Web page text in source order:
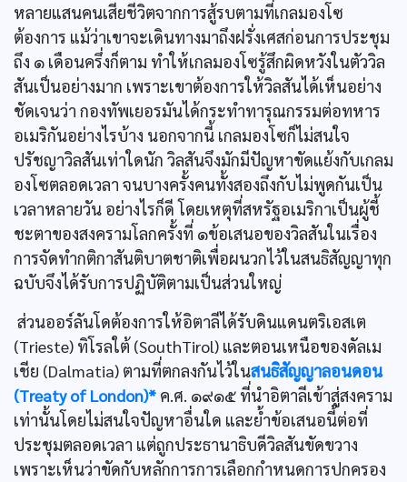
หลายแสนคนเสียชีวิตจากการสู้รบตามที่เกลมองโซ
ต้องการ แม้ว่าเขาจะเดินทางมาถึงฝรั่งเศสก่อนการประชุม
ถึง ๑ เดือนครึ่งก็ตาม ทำให้เกลมองโซรู้สึกผิดหวังในตัววิล
สันเป็นอย่างมาก เพราะเขาต้องการให้วิลสันได้เห็นอย่าง
ชัดเจนว่า กองทัพเยอรมันได้กระทำทารุณกรรมต่อทหาร
อเมริกันอย่างไรบ้าง นอกจากนี้ เกลมองโซก็ไม่สนใจ
ปรัชญาวิลสันเท่าใดนัก วิลสันจึงมักมีปัญหาขัดแย้งกับเกลม
องโซตลอดเวลา จนบางครั้งคนทั้งสองถึงกับไม่พูดกันเป็น
เวลาหลายวัน อย่างไรก็ดี โดยเหตุที่สหรัฐอเมริกาเป็นผู้ชี้
ชะตาของสงครามโลกครั้งที่ ๑ข้อเสนอของวิลสันในเรื่อง
การจัดทำกติกาสันติบาตชาติเพื่อผนวกไว้ในสนธิสัญญาทุก
ฉบับจึงได้รับการปฏิบัติตามเป็นส่วนใหญ่
ส่วนออร์ลันโดต้องการให้อิตาลีได้รับดินแดนตริเอสเต
(Trieste) ทิโรลใต้ (SouthTirol) และตอนเหนือของดัลเม
เชีย (Dalmatia) ตามที่ตกลงกันไว้ในสนธิสัญญาลอนดอน
(Treaty of London)* ค.ศ. ๑๙๑๕ ที่นำอิตาลีเข้าสู่สงคราม
เท่านั้นโดยไม่สนใจปัญหาอื่นใด และย้ำข้อเสนอนี้ต่อที่
ประชุมตลอดเวลา แต่ถูกประธานาธิบดีวิลสันขัดขวาง
เพราะเห็นว่าขัดกับหลักการการเลือกกำหนดการปกครอง